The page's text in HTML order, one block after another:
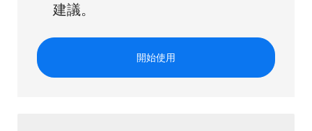
建議。
開始使用